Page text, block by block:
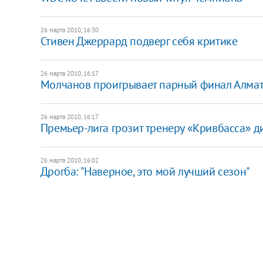
26 марта 2010, 16:30
Стивен Джеррард подверг себя критике
26 марта 2010, 16:17
Молчанов проигрывает парный финал
26 марта 2010, 16:17
Премьер-лига грозит тренеру «Кривбасса»
26 марта 2010, 16:02
Дрогба: "Наверное, это мой лучший сезон"